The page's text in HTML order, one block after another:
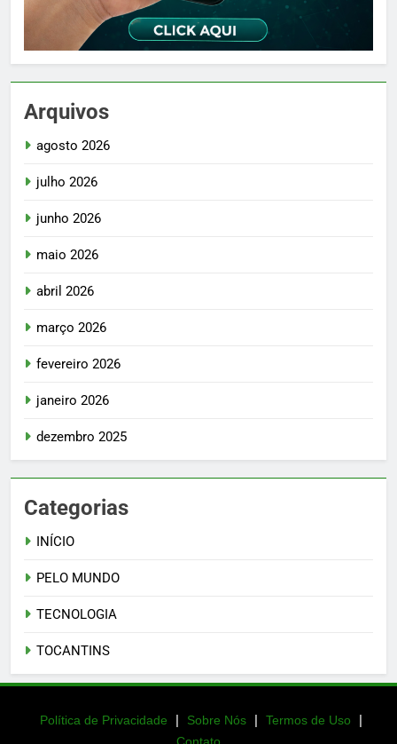
Arquivos
agosto 2026
julho 2026
junho 2026
maio 2026
abril 2026
março 2026
fevereiro 2026
janeiro 2026
dezembro 2025
Categorias
INÍCIO
PELO MUNDO
TECNOLOGIA
TOCANTINS
Política de Privacidade | Sobre Nós | Termos de Uso |